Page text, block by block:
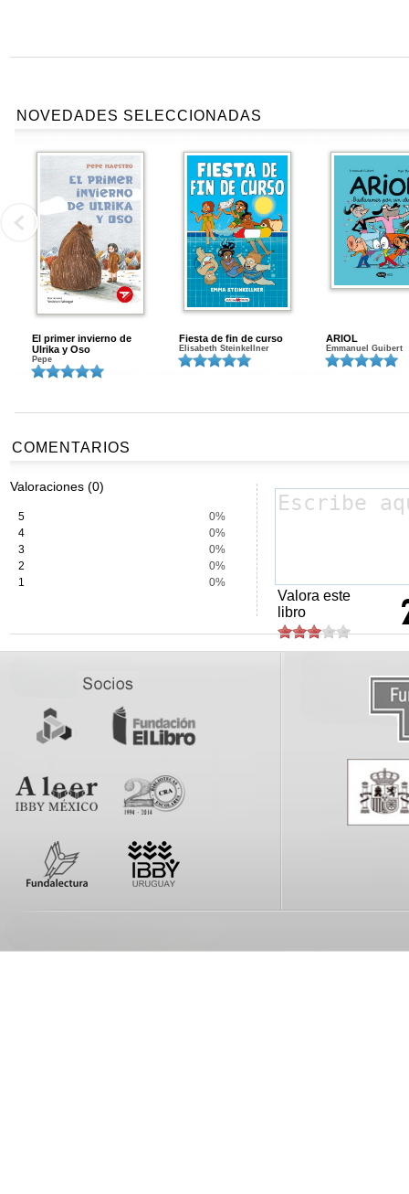
NOVEDADES SELECCIONADAS
El primer invierno de
Ulrika y Oso
Pepe
Fiesta de fin de curso
Elisabeth Steinkellner
ARIOL
Emmanuel Guibert
COMENTARIOS
Valoraciones (0)
5
0%
4
0%
3
0%
2
0%
1
0%
Valora este
libro